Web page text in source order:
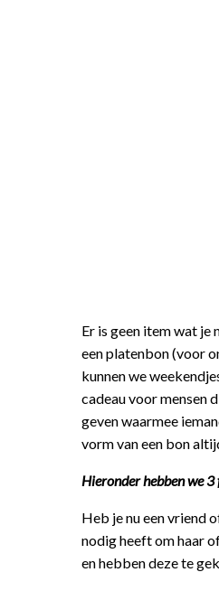
Er is geen item wat je
een platenbon (voor
kunnen we
cadeau voor mensen
geven waarmee
vorm van een bon
Hieronder hebben we
Heb je nu een vriend
nodig heeft om haar
en hebben deze te